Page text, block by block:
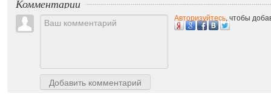
Комментарии